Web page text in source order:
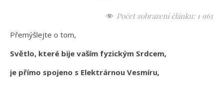
Počet zobrazení článku: 1 961
Přemýšlejte o tom,
Světlo, které bije vaším fyzickým Srdcem,
je přímo spojeno s Elektrárnou Vesmíru,